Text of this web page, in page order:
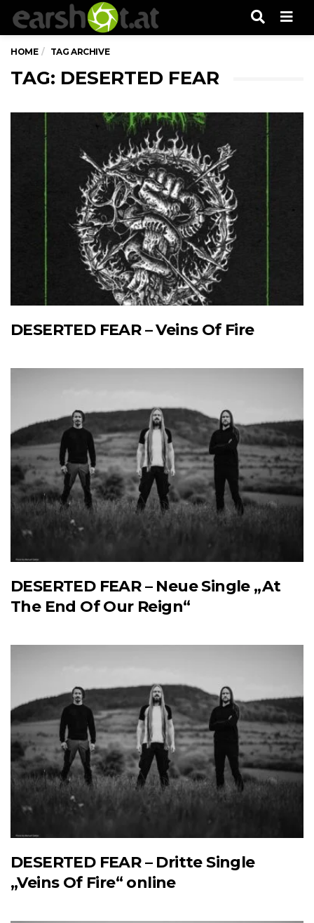
HOME TAG ARCHIVE
TAG: DESERTED FEAR
DESERTED FEAR – Veins Of Fire
DESERTED FEAR – Neue Single „At
The End Of Our Reign“
DESERTED FEAR – Dritte Single
„Veins Of Fire“ online